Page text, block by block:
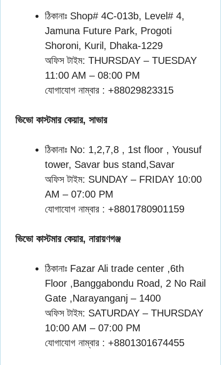
ঠিকানাঃ Shop# 4C-013b, Level# 4,
Jamuna Future Park, Progoti
Shoroni, Kuril, Dhaka-1229
অফিস টাইম: THURSDAY – TUESDAY
11:00 AM – 08:00 PM
যোগাযোগ নাম্বার : +88029823315
ভিভো কাস্টমার কেয়ার, সাভার
ঠিকানাঃ No: 1,2,7,8 , 1st floor , Yousuf
tower, Savar bus stand,Savar
অফিস টাইম: SUNDAY – FRIDAY 10:00
AM – 07:00 PM
যোগাযোগ নাম্বার : +8801780901159
ভিভো কাস্টমার কেয়ার, নারায়ণগঞ্জ
ঠিকানাঃ Fazar Ali trade center ,6th
Floor ,Banggabondu Road, 2 No Rail
Gate ,Narayanganj – 1400
অফিস টাইম: SATURDAY – THURSDAY
10:00 AM – 07:00 PM
যোগাযোগ নাম্বার : +8801301674455